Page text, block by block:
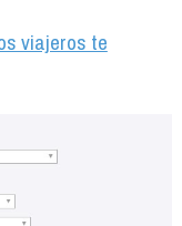
viajeros te